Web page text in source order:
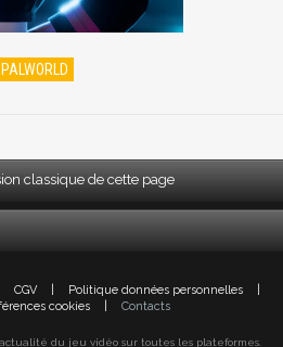
classique de cette page
CGV Politique données personnelles
cookies Contacts
du jeu vidéo sur toutes les plateformes.